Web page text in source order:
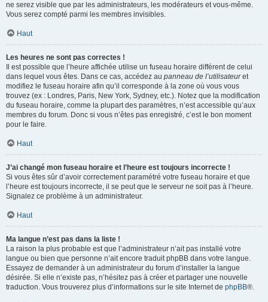
ne serez visible que par les administrateurs, les modérateurs et vous-même.
Vous serez compté parmi les membres invisibles.
Haut
Les heures ne sont pas correctes !
Il est possible que l’heure affichée utilise un fuseau horaire différent de celui
dans lequel vous êtes. Dans ce cas, accédez au panneau de l’utilisateuret
modifiez le fuseau horaire afin qu’il corresponde à la zone où vous vous
trouvez (ex : Londres, Paris, New York, Sydney, etc.). Notez que la modification
du fuseau horaire, comme la plupart des paramètres, n’est accessible qu’aux
membres du forum. Donc si vous n’êtes pas enregistré, c’est le bon moment
pour le faire.
Haut
J’ai changé mon fuseau horaire et l’heure est toujours incorrecte !
Si vous êtes sûr d’avoir correctement paramétré votre fuseau horaire et que
l’heure est toujours incorrecte, il se peut que le serveur ne soit pas à l’heure.
Signalez ce problème à un administrateur.
Haut
Ma langue n’est pas dans la liste !
La raison la plus probable est que l’administrateur n’ait pas installé votre
langue ou bien que personne n’ait encore traduit phpBB dans votre langue.
Essayez de demander à un administrateur du forum d’installer la langue
désirée. Si elle n’existe pas, n’hésitez pas à créer et partager une nouvelle
traduction. Vous trouverez plus d’informations sur le site Internet de phpBB®.